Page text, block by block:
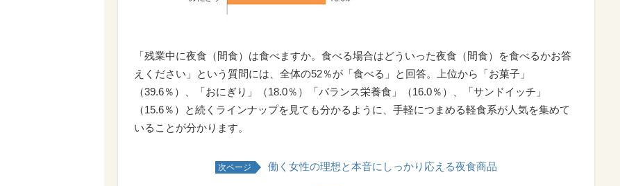
「残業中に夜食（間食）は食べますか。食べる場合はどういった夜食（間食）を食べるかお答
えください」という質問には、全体の52％が「食べる」と回答。上位から「お菓子」
（39.6％）、「おにぎり」（18.0％）「バランス栄養食」（16.0％）、「サンドイッチ」
（15.6％）と続くラインナップを見ても分かるように、手軽につまめる軽食系が人気を集めて
いることが分かります。
次ページ 働く女性の理想と本音にしっかり応える夜食商品